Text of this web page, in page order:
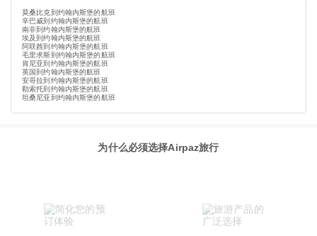
莫桑比克到约翰内斯堡的航班
辛巴威到约翰内斯堡的航班
南非到约翰内斯堡的航班
埃及到约翰内斯堡的航班
阿联酋到约翰内斯堡的航班
毛里求斯到约翰内斯堡的航班
肯尼亚到约翰内斯堡的航班
英国到约翰内斯堡的航班
安哥拉到约翰内斯堡的航班
勒索托到约翰内斯堡的航班
坦桑尼亚到约翰内斯堡的航班
为什么必须选择Airpaz旅行